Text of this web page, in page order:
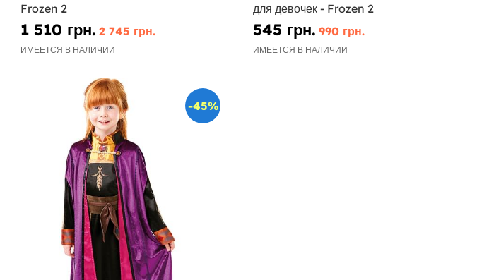
Frozen 2
1 510 грн. 2 745 грн.
ИМЕЕТСЯ В НАЛИЧИИ
для девочек - Frozen 2
545 грн. 990 грн.
ИМЕЕТСЯ В НАЛИЧИИ
-45%